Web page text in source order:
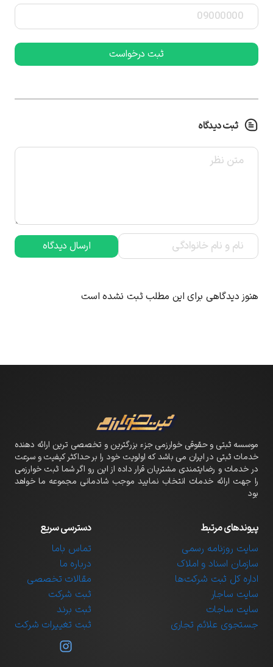
ثبت دیدگاه
ارسال دیدگاه
هنوز دیدگاهی برای این مطلب ثبت نشده است
موسسه ثبتی و حقوقی خوارزمی جزء بزرگترین و تخصصی ترین ارائه دهنده
خدمات ثبتی در ایران می باشد که اولویت خود را بر حداکثر کیفیت و سرعت
در خدمات و رضایتمندی مشتریان قرار داده از این رو اگر شما ثبت خوارزمی
را جهت ارائه خدمات انتخاب نمایید موجب شادمانی مجموعه ما خواهد
بود
پیوندهای مرتبط
سایت روزنامه رسمی
سازمان اسناد و املاک
اداره کل ثبت شرکت‌ها
سایت ساجار
سایت ساجات
جستجوی علائم تجاری
دسترسی سریع
تماس باما
درباره ما
مقالات تخصصی
ثبت شرکت
ثبت برند
ثبت تغییرات شرکت